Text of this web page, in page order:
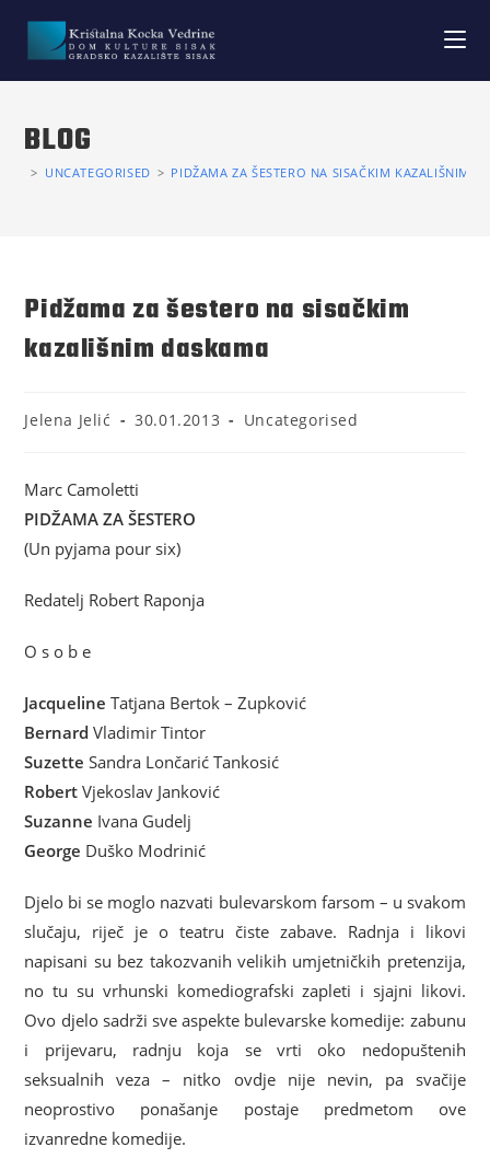
BLOG
> UNCATEGORISED > PIDŽAMA ZA ŠESTERO NA SISAČKIM KAZALIŠNIM
Pidžama za šestero na sisačkim
kazališnim daskama
Jelena Jelić 30.01.2013 Uncategorised
Marc Camoletti
PIDŽAMA ZA ŠESTERO
(Un pyjama pour six)
Redatelj Robert Raponja
O s o b e
Jacqueline Tatjana Bertok – Zupković
Bernard Vladimir Tintor
Suzette Sandra Lončarić Tankosić
Robert Vjekoslav Janković
Suzanne Ivana Gudelj
George Duško Modrinić
Djelo bi se moglo nazvati bulevarskom farsom – u svakom
slučaju, riječ je o teatru čiste zabave. Radnja i likovi
napisani su bez takozvanih velikih umjetničkih pretenzija,
no tu su vrhunski komediografski zapleti i sjajni likovi.
Ovo djelo sadrži sve aspekte bulevarske komedije: zabunu
i prijevaru, radnju koja se vrti oko nedopuštenih
seksualnih veza – nitko ovdje nije nevin, pa svačije
neoprostivo ponašanje postaje predmetom ove
izvanredne komedije.